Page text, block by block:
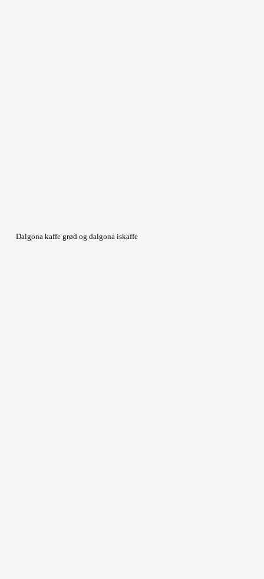
Dalgona kaffe grød og dalgona iskaffe